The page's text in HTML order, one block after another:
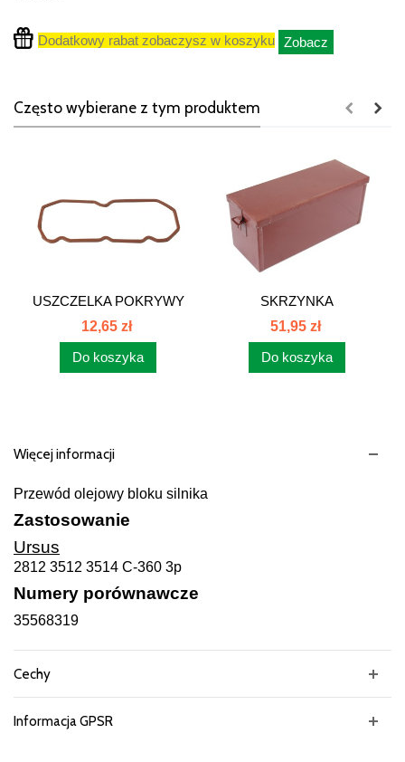
Dodatkowy rabat zobaczysz w koszyku Zobacz
Często wybierane z tym produktem
USZCZELKA POKRYWY
ZAWORÓW...
12,65 zł
Do koszyka
SKRZYNKA
NARZĘDZIOWA C360...
51,95 zł
Do koszyka
Więcej informacji
Przewód olejowy bloku silnika
Zastosowanie
Ursus
2812 3512 3514 C-360 3p
Numery porównawcze
35568319
Cechy
Informacja GPSR